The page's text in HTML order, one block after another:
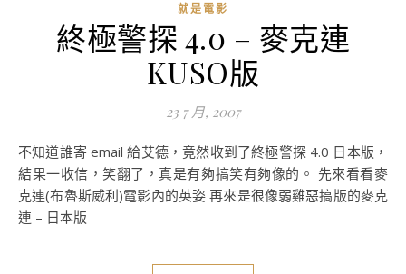
就是電影
終極警探 4.0 – 麥克連
KUSO版
23 7 月, 2007
不知道誰寄 email 給艾德，竟然收到了終極警探 4.0 日本版，
結果一收信，笑翻了，真是有夠搞笑有夠像的。 先來看看麥
克連(布魯斯威利)電影內的英姿 再來是很像弱雞惡搞版的麥克
連 – 日本版